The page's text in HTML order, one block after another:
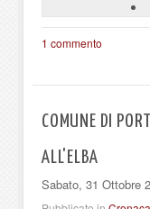
1 commento
COMUNE DI
ALL'ELBA
Sabato, 31 Ottobre